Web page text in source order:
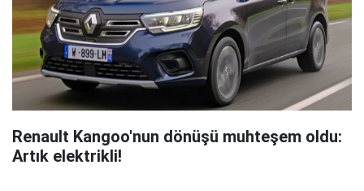
Renault Kangoo'nun dönüşü muhteşem oldu:
Artık elektrikli!